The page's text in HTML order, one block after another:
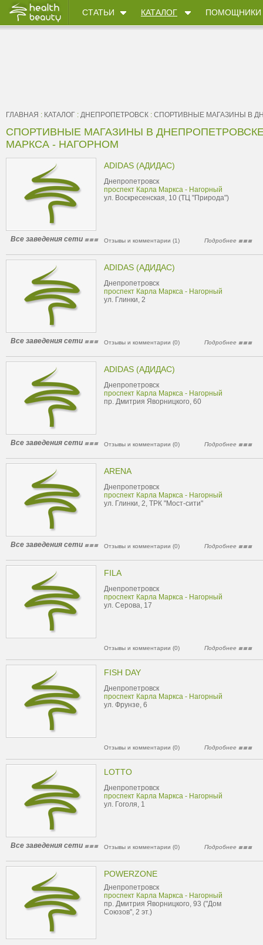
СТАТЬИ КАТАЛОГ ПОМОЩНИКИ
ГЛАВНАЯ : КАТАЛОГ : ДНЕПРОПЕТРОВСК : CПОРТИВНЫЕ МАГАЗИНЫ В
CПОРТИВНЫЕ МАГАЗИНЫ В
МАРКСА - НАГОРНОМ
ADIDAS (АДИДАС)
Днепропетровск
проспект Карла Маркса - Нагорный
ул. Воскресенская, 10 (ТЦ "Природа")
Все заведения сети Отзывы и комментарии (1) Подробнее
ADIDAS (АДИДАС)
Днепропетровск
проспект Карла Маркса - Нагорный
ул. Глинки, 2
Все заведения сети Отзывы и комментарии (0) Подробнее
ADIDAS (АДИДАС)
Днепропетровск
проспект Карла Маркса - Нагорный
пр. Дмитрия Яворницкого, 60
Все заведения сети Отзывы и комментарии (0) Подробнее
ARENA
Днепропетровск
проспект Карла Маркса - Нагорный
ул. Глинки, 2, ТРК "Мост-сити"
Все заведения сети Отзывы и комментарии (0) Подробнее
FILA
Днепропетровск
проспект Карла Маркса - Нагорный
ул. Серова, 17
Отзывы и комментарии (0) Подробнее
FISH DAY
Днепропетровск
проспект Карла Маркса - Нагорный
ул. Фрунзе, 6
Отзывы и комментарии (0) Подробнее
LOTTO
Днепропетровск
проспект Карла Маркса - Нагорный
ул. Гоголя, 1
Все заведения сети Отзывы и комментарии (0) Подробнее
POWERZONE
Днепропетровск
проспект Карла Маркса - Нагорный
пр. Дмитрия Яворницкого, 93 ("Дом
Союзов", 2 эт.)